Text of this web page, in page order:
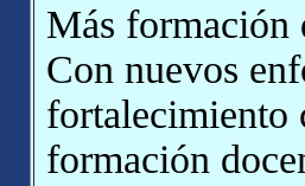
Más formación
Con nuevos
fortalecimiento
formación